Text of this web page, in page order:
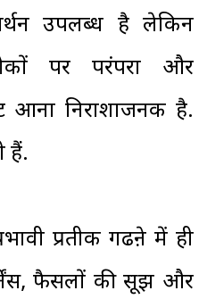
उपलब्ध है लेकिन
पर परंपरा और
आना निराशाजनक है.
हैं.
प्रतीक गढऩे में ही
फैसलों की सूझ और